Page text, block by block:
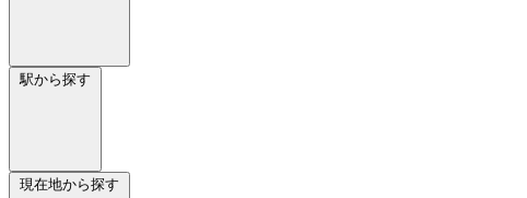
駅から探す
現在地から探す